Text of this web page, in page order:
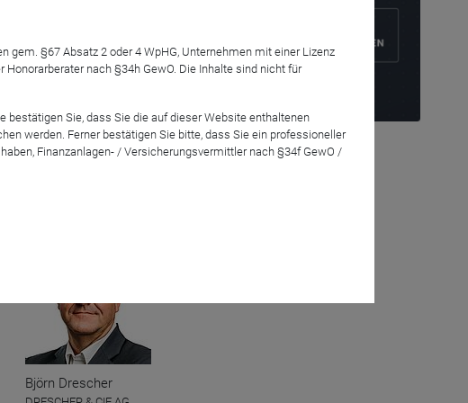
sehen in ihnen nicht
für die Zukunft. Wie
mit der Kritik um.
Björn Drescher
§67 Absatz 2 oder 4 WpHG, Unternehmen mit einer Lizenz
nach §34h GewO. Die Inhalte sind nicht für
bestätigen Sie, dass Sie die auf dieser Website enthaltenen
werden. Ferner bestätigen Sie bitte, dass Sie ein professioneller
Finanzanlagen- / Versicherungsvermittler nach §34f GewO /